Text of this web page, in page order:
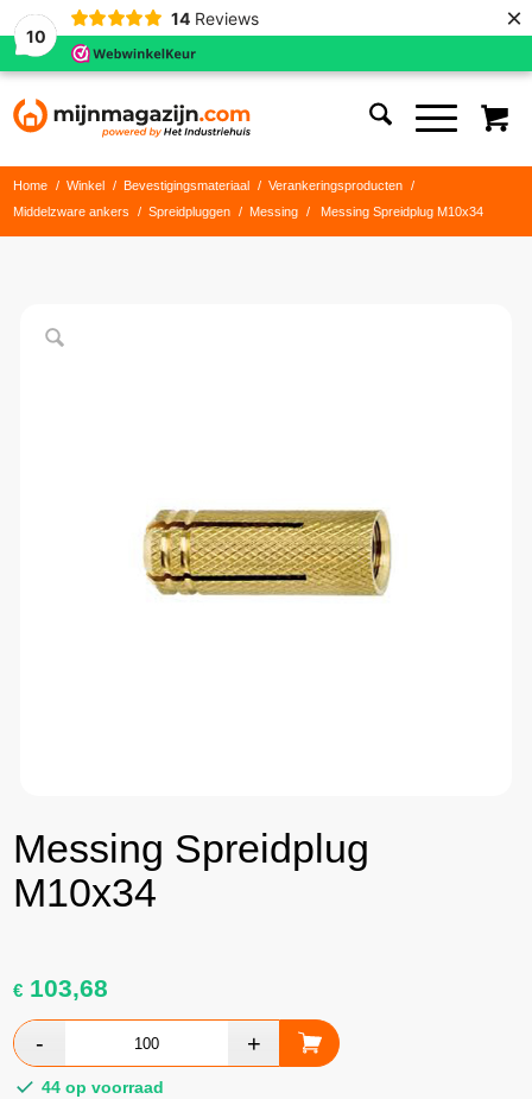
10
14 Reviews ×
Home / Winkel / Bevestigingsmateriaal / Verankeringsproducten
/
Middelzware ankers
/ Spreidpluggen / Messing / Messing Spreidplug M10x34
Messing Spreidplug
M10x34
€ 103,68
44 op voorraad